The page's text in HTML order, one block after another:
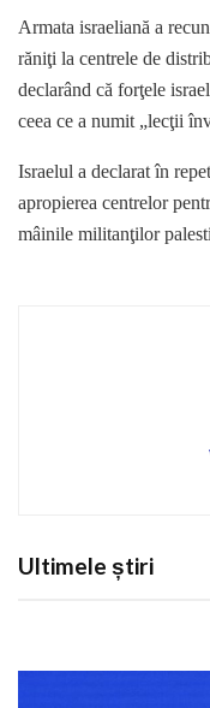
Armata israeliană a
răniţi la centrele de
declarând că forţele
ceea ce a numit „lecţii
Israelul a declarat în
apropierea centrelor
mâinile militanţilor
Ultimele știri